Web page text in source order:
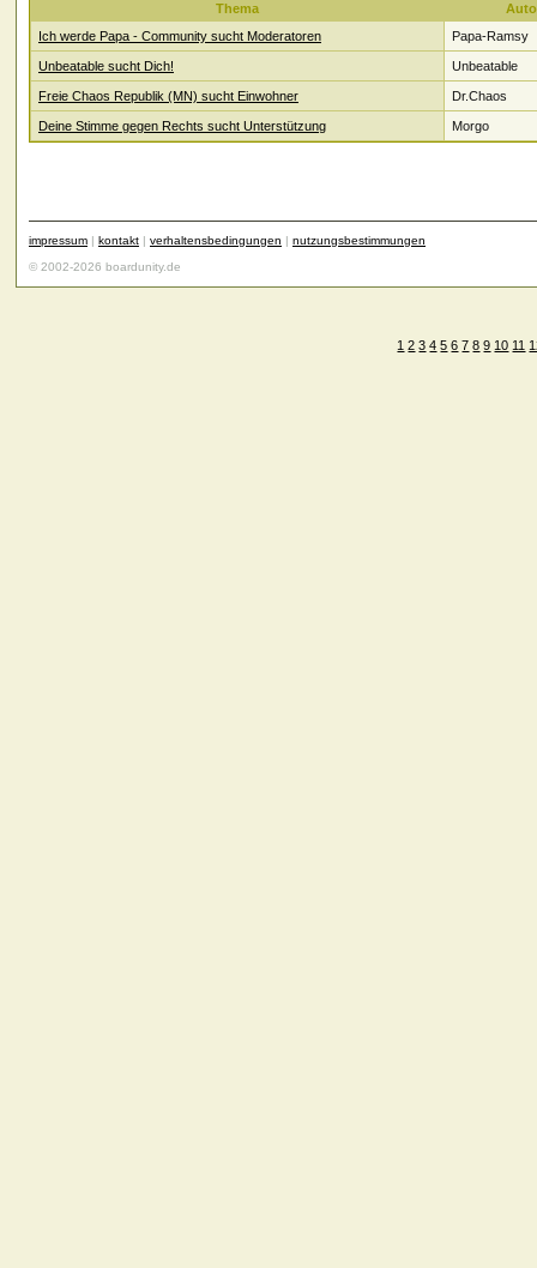
Thema
Ich werde Papa - Community sucht Moderatoren
Papa-Ramsy
Unbeatable sucht Dich! Unbeatable
Freie Chaos Republik (MN) sucht Einwohner Dr.Chaos
Deine Stimme gegen Rechts sucht Unterstützung Morgo
impressum | kontakt | verhaltensbedingungen | nutzungsbestimmungen
© 2002-2026 boardunity.de
1 2 3 4 5 6 7 8 9 10 11